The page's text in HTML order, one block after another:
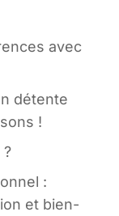
avec
détente
!
?
:
et bien-